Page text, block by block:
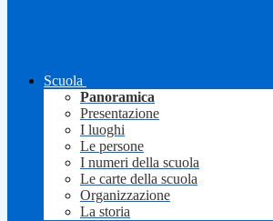
Scuola
Panoramica
Presentazione
I luoghi
Le persone
I numeri della scuola
Le carte della scuola
Organizzazione
La storia